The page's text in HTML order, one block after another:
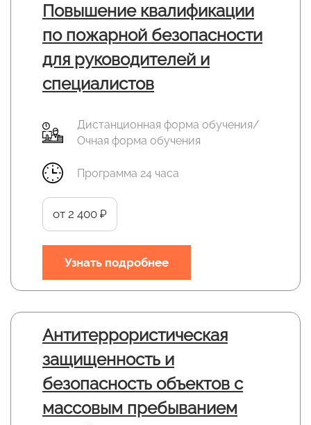
Повышение квалификации
по пожарной безопасности
для руководителей и
специалистов
Дистанционная форма обучения/
Очная форма обучения
Программа 24 часа
от 2 400 ₽
Узнать подробнее
Антитеррористическая
защищенность и
безопасность объектов с
массовым пребыванием